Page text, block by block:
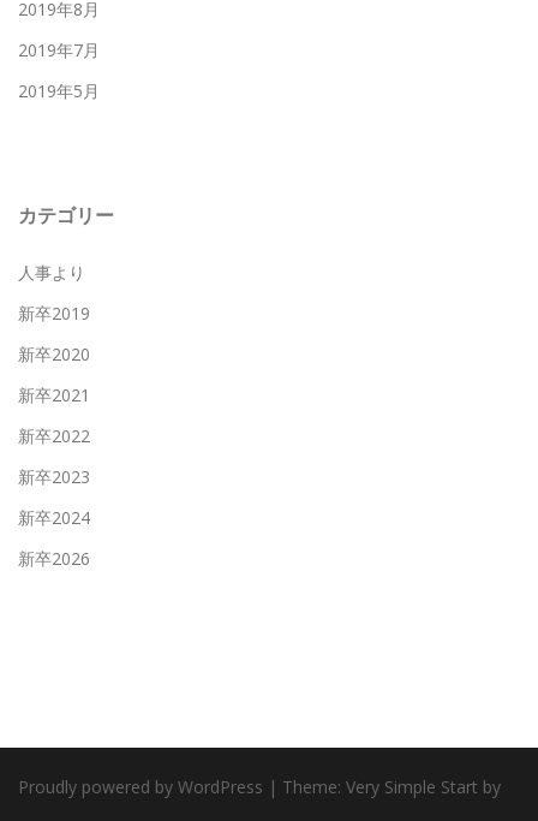
2019年8月
2019年7月
2019年5月
カテゴリー
人事より
新卒2019
新卒2020
新卒2021
新卒2022
新卒2023
新卒2024
新卒2026
Proudly powered by WordPress | Theme: Very Simple Start by